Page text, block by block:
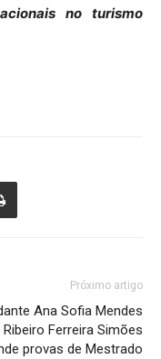
no turismo
Próximo artigo
Ana Sofia Mendes
Ribeiro Ferreira Simões
provas de Mestrado